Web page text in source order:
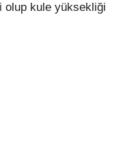
olup kule yüksekliği